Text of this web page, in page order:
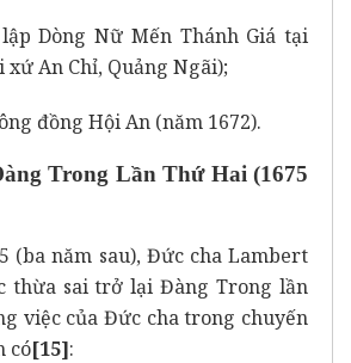
Nữ Mến Thánh Giá tại
An Chỉ, Quảng Ngãi);
đồng Hội An (năm 1672).
Trong Lần Thứ Hai (1675
(ba năm sau), Đức cha Lambert
thừa sai trở lại Đàng Trong lần
việc của Đức cha trong chuyến
có[15]: